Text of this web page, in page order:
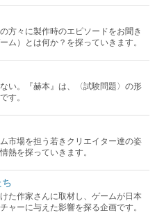
方々に製作時のエピソードをお聞き
ム）とは何か？を探っていきます。
い。『赫本』は、〈試験問題〉の形
す。
市場を担う若きクリエイター達の姿
熱を探っていきます。
た作家さんに取材し、ゲームが日本
ャーに与えた影響を探る企画です。